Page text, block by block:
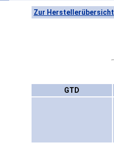
Zur Herstellerübersicht
GTD